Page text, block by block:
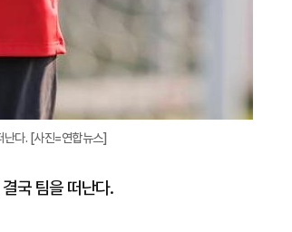
난다. [사진=연합뉴스]
국 팀을 떠난다.